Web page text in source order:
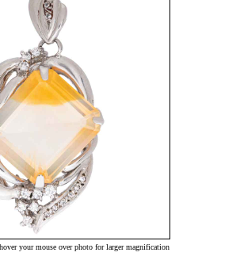
your mouse over photo for larger magnification